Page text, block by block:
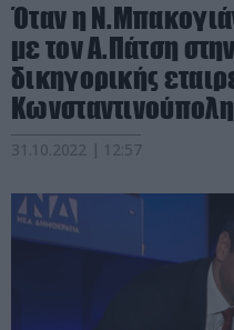
Όταν η
με τον Α.Πάτση
δικηγορικής
Κωνσταντινούπολη
31.10.2022 | 12:57